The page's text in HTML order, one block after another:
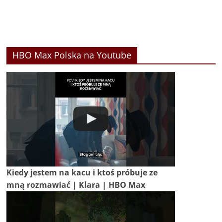
HBO Max Polska na Youtube
Kiedy jestem na kacu i ktoś próbuje ze
mną rozmawiać | Klara | HBO Max